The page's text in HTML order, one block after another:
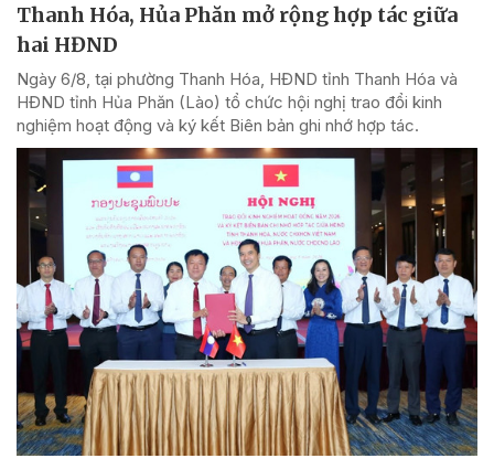
Thanh Hóa, Hủa Phăn mở rộng hợp tác giữa
hai HĐND
Ngày 6/8, tại phường Thanh Hóa, HĐND tỉnh Thanh Hóa và
HĐND tỉnh Hủa Phăn (Lào) tổ chức hội nghị trao đổi kinh
nghiệm hoạt động và ký kết Biên bản ghi nhớ hợp tác.